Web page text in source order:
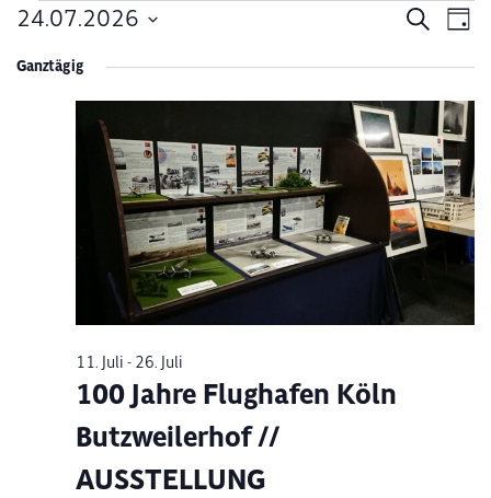
Veranstaltungen
für
Suche
und
Suche
Tag
24.07.2026
wählen.
Ganztägig
100 Jahre Flughafen Köln
Butzweilerhof //
AUSSTELLUNG
11. Juli - 26. Juli